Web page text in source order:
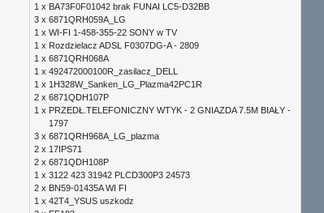
1 x BA73F0F01042 brak FUNAI LC5-D32BB
3 x 6871QRH059A_LG
1 x WI-FI 1-458-355-22 SONY w TV
1 x Rozdzielacz ADSL F0307DG-A - 2809
1 x 6871QRH068A
1 x 492472000100R_zasilacz_DELL
1 x 1H328W_Sanken_LG_Plazma42PC1R
2 x 6871QDH107P
1 x PRZEDŁ.TELEFONICZNY WTYK - 2 GNIAZDA 7.5M BIAŁY -
1797
3 x 6871QRH968A_LG_plazma
2 x 17IPS71
2 x 6871QDH108P
1 x 3122 423 31942 PLCD300P3 24573
2 x BN59-01435A WI FI
1 x 42T4_YSUS uszkodz